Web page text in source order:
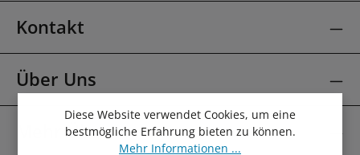
Kontakt
Über Uns
Mehr Über
Diese Website verwendet Cookies, um eine
bestmögliche Erfahrung bieten zu können.
Mehr Informationen ...